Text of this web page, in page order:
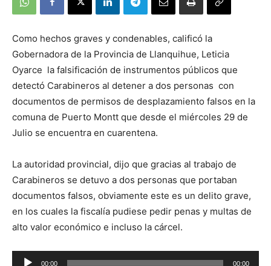
Como hechos graves y condenables, calificó la
Gobernadora de la Provincia de Llanquihue, Leticia
Oyarce la falsificación de instrumentos públicos que
detectó Carabineros al detener a dos personas con
documentos de permisos de desplazamiento falsos en la
comuna de Puerto Montt que desde el miércoles 29 de
Julio se encuentra en cuarentena.
La autoridad provincial, dijo que gracias al trabajo de
Carabineros se detuvo a dos personas que portaban
documentos falsos, obviamente este es un delito grave,
en los cuales la fiscalía pudiese pedir penas y multas de
alto valor económico e incluso la cárcel.
Reproductor
00:00 00:00